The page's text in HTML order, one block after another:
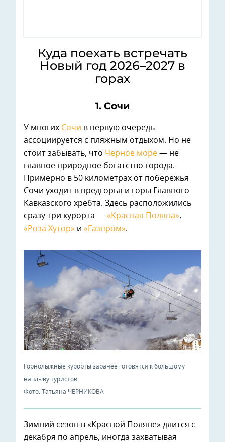
Куда поехать встречать
Новый год 2026–2027 в
горах
1. Сочи
У многих Сочи в первую очередь
ассоциируется с пляжным отдыхом. Но не
стоит забывать, что Черное море — не
главное природное богатство города.
Примерно в 50 километрах от побережья
Сочи уходит в предгорья и горы Главного
Кавказского хребта. Здесь расположились
сразу три курорта — «Красная Поляна»,
«Роза Хутор» и «Газпром».
Горнолыжные курорты заранее готовятся к большому
наплыву туристов.
Фото: Татьяна ЧЕРНИКОВА
Зимний сезон в «Красной Поляне» длится с
декабря по апрель, иногда захватывая